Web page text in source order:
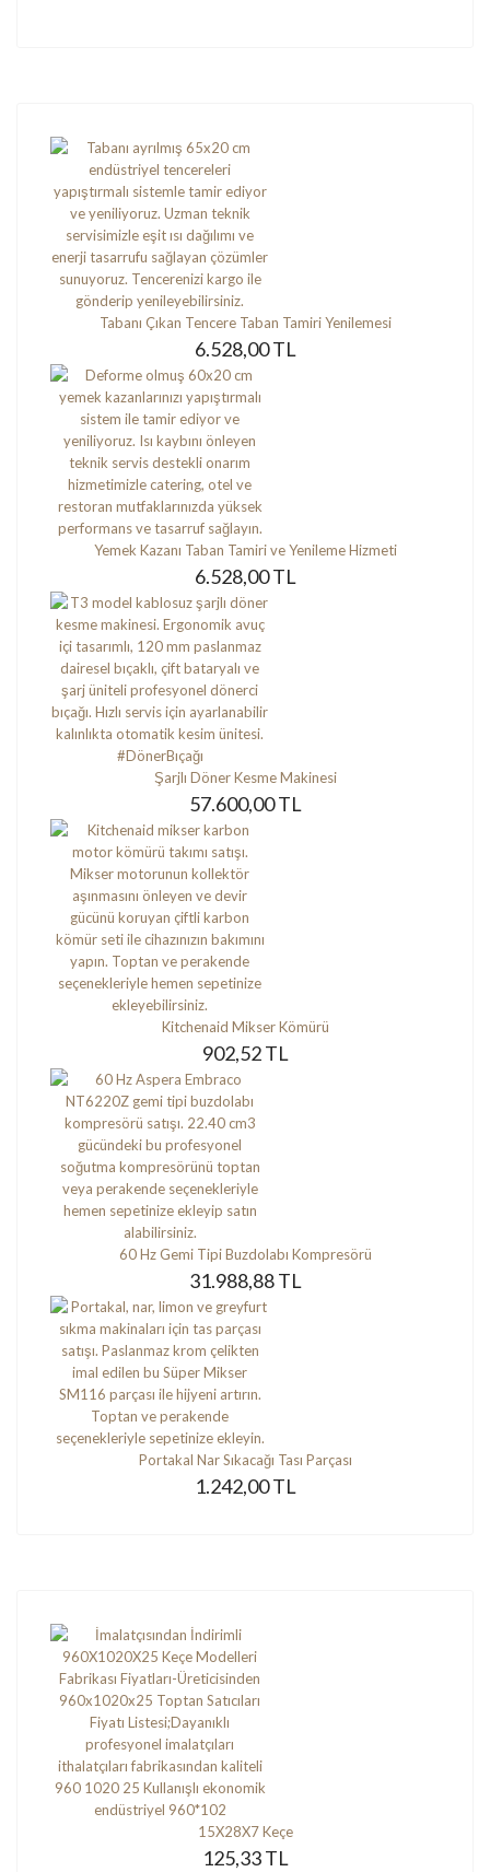
Tabanı Çıkan Tencere Taban Tamiri Yenilemesi
6.528,00 TL
Yemek Kazanı Taban Tamiri ve Yenileme Hizmeti
6.528,00 TL
Şarjlı Döner Kesme Makinesi
57.600,00 TL
Kitchenaid Mikser Kömürü
902,52 TL
60 Hz Gemi Tipi Buzdolabı Kompresörü
31.988,88 TL
Portakal Nar Sıkacağı Tası Parçası
1.242,00 TL
15X28X7 Keçe
125,33 TL